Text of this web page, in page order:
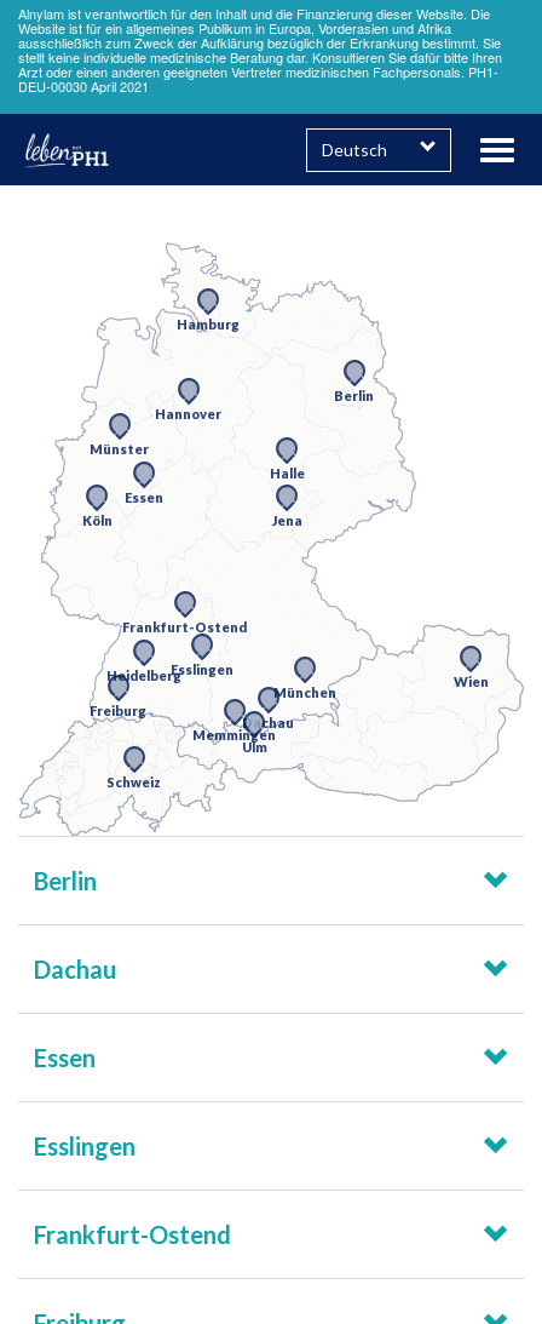
Alnylam ist verantwortlich für den Inhalt und die Finanzierung dieser Website. Die
Website ist für ein allgemeines Publikum in Europa, Vorderasien und Afrika
ausschließlich zum Zweck der Aufklärung bezüglich der Erkrankung bestimmt. Sie
stellt keine individuelle medizinische Beratung dar. Konsultieren Sie dafür bitte Ihren
Arzt oder einen anderen geeigneten Vertreter medizinischen Fachpersonals. PH1-
DEU-00030April2021
Select
your
Berlin
Dachau
Essen
Esslingen
Frankfurt-Ostend
Freiburg
Halle
Hamburg
Hannover
Heidelberg
Jena
Köln
Memmingen
München
Münster
Ulm
Wien
Schweiz
Berlin
Dachau
Essen
Esslingen
Frankfurt-Ostend